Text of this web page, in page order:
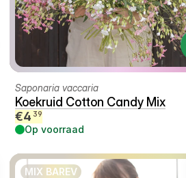
Saponaria vaccaria
Koekruid Cotton Candy Mix
€4 39
Op voorraad
MIX BAREV